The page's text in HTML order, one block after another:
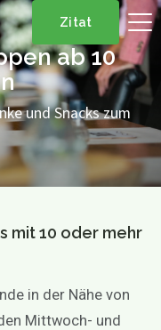
Zitat
ab 10
und Snacks zum
mit 10 oder mehr
in der Nähe von
Mittwoch- und